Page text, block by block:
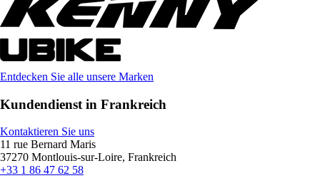
Entdecken Sie alle unsere Marken
Kundendienst in Frankreich
Kontaktieren Sie uns
11 rue Bernard Maris
37270 Montlouis-sur-Loire, Frankreich
+33 1 86 47 62 58